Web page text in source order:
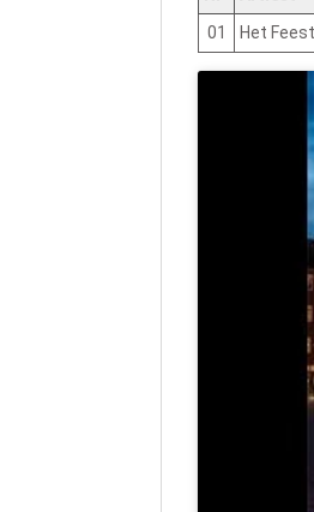
01
Het